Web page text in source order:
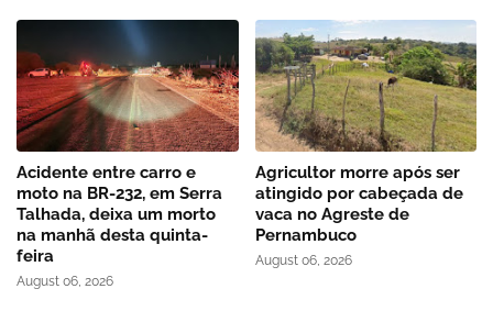
Acidente entre carro e
moto na BR-232, em Serra
Talhada, deixa um morto
na manhã desta quinta-
feira
August 06, 2026
Agricultor morre após ser
atingido por cabeçada de
vaca no Agreste de
Pernambuco
August 06, 2026